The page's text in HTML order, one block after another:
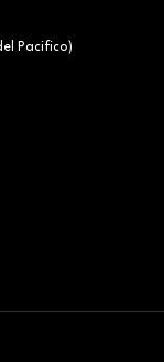
Pacifico)